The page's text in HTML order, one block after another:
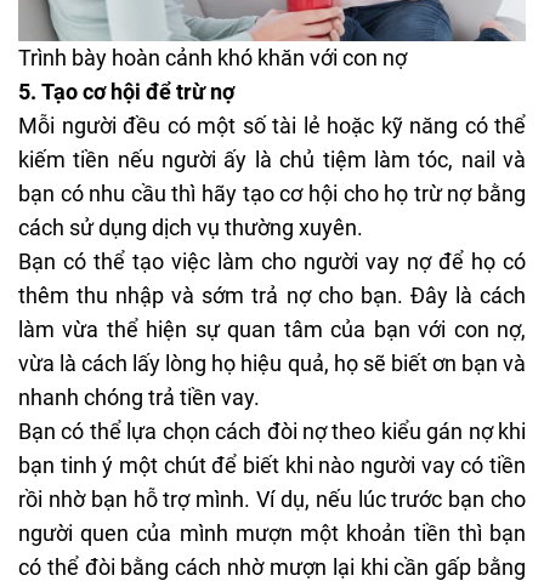
Trình bày hoàn cảnh khó khăn với con nợ
5. Tạo cơ hội để trừ nợ
Mỗi người đều có một số tài lẻ hoặc kỹ năng có thể
kiếm tiền nếu người ấy là chủ tiệm làm tóc, nail và
bạn có nhu cầu thì hãy tạo cơ hội cho họ trừ nợ bằng
cách sử dụng dịch vụ thường xuyên.
Bạn có thể tạo việc làm cho người vay nợ để họ có
thêm thu nhập và sớm trả nợ cho bạn. Đây là cách
làm vừa thể hiện sự quan tâm của bạn với con nợ,
vừa là cách lấy lòng họ hiệu quả, họ sẽ biết ơn bạn và
nhanh chóng trả tiền vay.
Bạn có thể lựa chọn cách đòi nợ theo kiểu gán nợ khi
bạn tinh ý một chút để biết khi nào người vay có tiền
rồi nhờ bạn hỗ trợ mình. Ví dụ, nếu lúc trước bạn cho
người quen của mình mượn một khoản tiền thì bạn
có thể đòi bằng cách nhờ mượn lại khi cần gấp bằng